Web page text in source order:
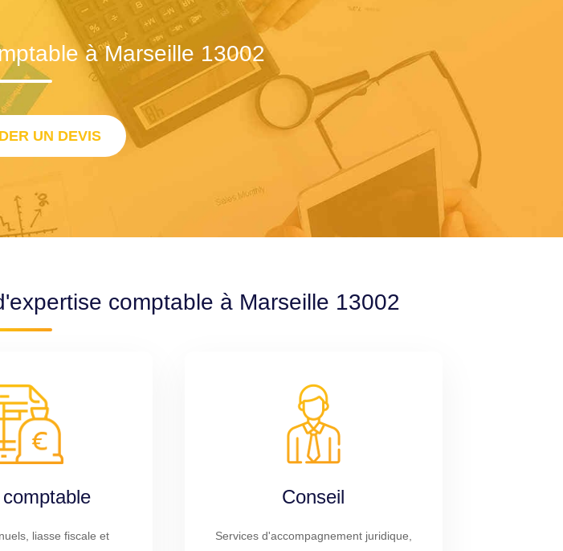
à Marseille 13002
UN DEVIS
comptable à Marseille 13002
liasse fiscale et
Conseil
Services d'accompagnement juridique,